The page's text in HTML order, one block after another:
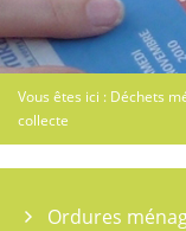
Vous êtes ici : Déchets
collecte
Ordures